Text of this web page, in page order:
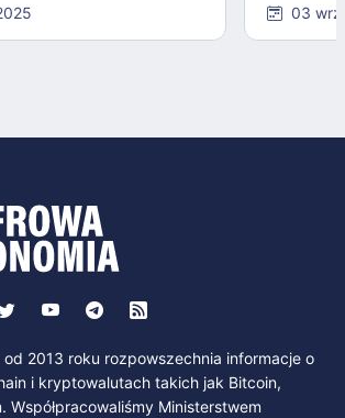
03
od 2013 roku rozpowszechnia informacje o
i kryptowalutach takich jak Bitcoin,
Współpracowaliśmy Ministerstwem